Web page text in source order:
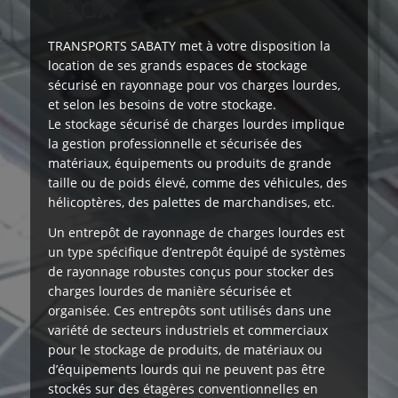
TRANSPORTS SABATY met à votre disposition la
location de ses grands espaces de stockage
sécurisé en rayonnage pour vos charges lourdes,
et selon les besoins de votre stockage.
Le stockage sécurisé de charges lourdes implique
la gestion professionnelle et sécurisée des
matériaux, équipements ou produits de grande
taille ou de poids élevé, comme des véhicules, des
hélicoptères, des palettes de marchandises, etc.
Un entrepôt de rayonnage de charges lourdes est
un type spécifique d’entrepôt équipé de systèmes
de rayonnage robustes conçus pour stocker des
charges lourdes de manière sécurisée et
organisée. Ces entrepôts sont utilisés dans une
variété de secteurs industriels et commerciaux
pour le stockage de produits, de matériaux ou
d’équipements lourds qui ne peuvent pas être
stockés sur des étagères conventionnelles en